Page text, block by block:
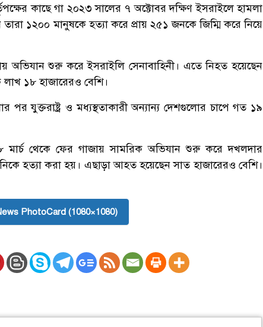
কাছে গা ২০২৩ সালের ৭ অক্টোবর দক্ষিণ ইসরাইলে হামলা
১২০০ মানুষকে হত্যা করে প্রায় ২৫১ জনকে জিম্মি করে নিয়ে
অভিযান শুরু করে ইসরাইলি সেনাবাহিনী। এতে নিহত হয়েছেন
১৮ হাজারেরও বেশি।
পর যুক্তরাষ্ট্র ও মধ্যস্থতাকারী অন্যান্য দেশগুলোর চাপে গত ১৯
থেকে ফের গাজায় সামরিক অভিযান শুরু করে দখলদার
হত্যা করা হয়। এছাড়া আহত হয়েছেন সাত হাজারেরও বেশি।
PhotoCard (1080×1080)